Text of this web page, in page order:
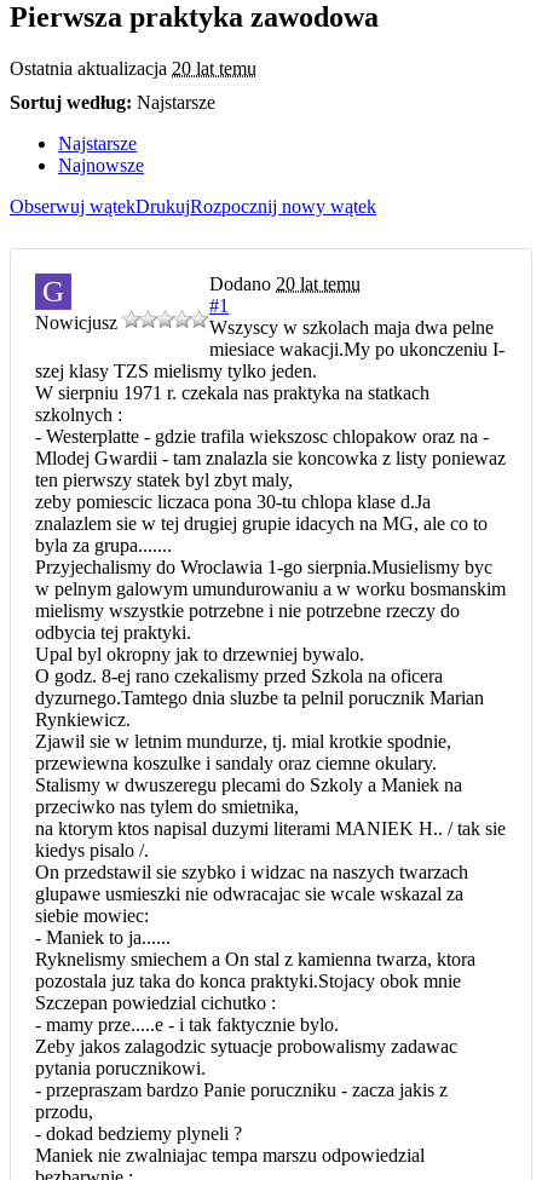
Pierwsza praktyka zawodowa
Ostatnia aktualizacja 20 lat temu
Sortuj według: Najstarsze
Najstarsze
Najnowsze
Obserwuj wątekDrukujRozpocznij nowy wątek
G
Nowicjusz
Dodano 20 lat temu
#1
Wszyscy w szkolach maja dwa pelne
miesiace wakacji.My po ukonczeniu I-
szej klasy TZS mielismy tylko jeden.
W sierpniu 1971 r. czekala nas praktyka na statkach
szkolnych :
- Westerplatte - gdzie trafila wiekszosc chlopakow oraz na -
Mlodej Gwardii - tam znalazla sie koncowka z listy poniewaz
ten pierwszy statek byl zbyt maly,
zeby pomiescic liczaca pona 30-tu chlopa klase d.Ja
znalazlem sie w tej drugiej grupie idacych na MG, ale co to
byla za grupa.......
Przyjechalismy do Wroclawia 1-go sierpnia.Musielismy byc
w pelnym galowym umundurowaniu a w worku bosmanskim
mielismy wszystkie potrzebne i nie potrzebne rzeczy do
odbycia tej praktyki.
Upal byl okropny jak to drzewniej bywalo.
O godz. 8-ej rano czekalismy przed Szkola na oficera
dyzurnego.Tamtego dnia sluzbe ta pelnil porucznik Marian
Rynkiewicz.
Zjawil sie w letnim mundurze, tj. mial krotkie spodnie,
przewiewna koszulke i sandaly oraz ciemne okulary.
Stalismy w dwuszeregu plecami do Szkoly a Maniek na
przeciwko nas tylem do smietnika,
na ktorym ktos napisal duzymi literami MANIEK H.. / tak sie
kiedys pisalo /.
On przedstawil sie szybko i widzac na naszych twarzach
glupawe usmieszki nie odwracajac sie wcale wskazal za
siebie mowiec:
- Maniek to ja......
Ryknelismy smiechem a On stal z kamienna twarza, ktora
pozostala juz taka do konca praktyki.Stojacy obok mnie
Szczepan powiedzial cichutko :
- mamy prze.....e - i tak faktycznie bylo.
Zeby jakos zalagodzic sytuacje probowalismy zadawac
pytania porucznikowi.
- przepraszam bardzo Panie poruczniku - zacza jakis z
przodu,
- dokad bedziemy plyneli ?
Maniek nie zwalniajac tempa marszu odpowiedzial